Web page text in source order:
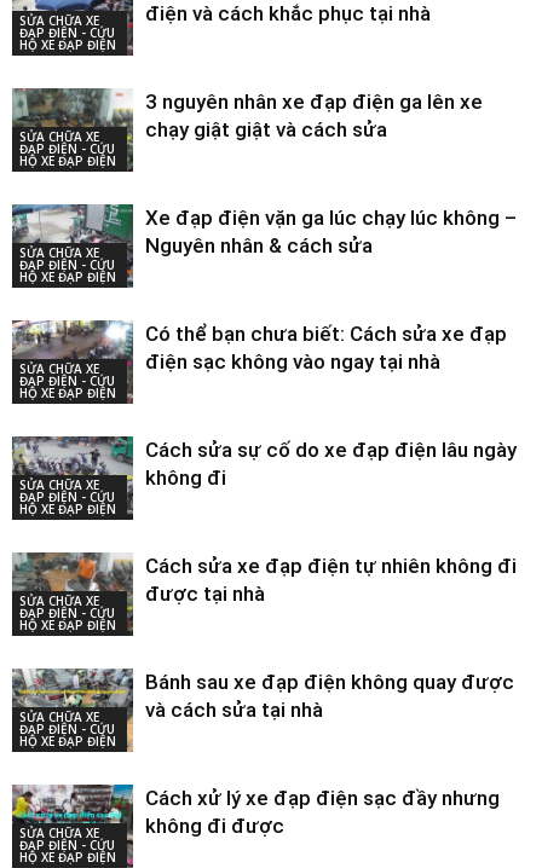
SỬA CHỮA XE
ĐẠP ĐIỆN - CỨU
HỘ XE ĐẠP ĐIỆN
điện và cách khắc phục tại nhà
SỬA CHỮA XE
ĐẠP ĐIỆN - CỨU
HỘ XE ĐẠP ĐIỆN
3 nguyên nhân xe đạp điện ga lên xe
chạy giật giật và cách sửa
SỬA CHỮA XE
ĐẠP ĐIỆN - CỨU
HỘ XE ĐẠP ĐIỆN
Xe đạp điện vặn ga lúc chạy lúc không –
Nguyên nhân & cách sửa
SỬA CHỮA XE
ĐẠP ĐIỆN - CỨU
HỘ XE ĐẠP ĐIỆN
Có thể bạn chưa biết: Cách sửa xe đạp
điện sạc không vào ngay tại nhà
SỬA CHỮA XE
ĐẠP ĐIỆN - CỨU
HỘ XE ĐẠP ĐIỆN
Cách sửa sự cố do xe đạp điện lâu ngày
không đi
SỬA CHỮA XE
ĐẠP ĐIỆN - CỨU
HỘ XE ĐẠP ĐIỆN
Cách sửa xe đạp điện tự nhiên không đi
được tại nhà
SỬA CHỮA XE
ĐẠP ĐIỆN - CỨU
HỘ XE ĐẠP ĐIỆN
Bánh sau xe đạp điện không quay được
và cách sửa tại nhà
SỬA CHỮA XE
ĐẠP ĐIỆN - CỨU
HỘ XE ĐẠP ĐIỆN
Cách xử lý xe đạp điện sạc đầy nhưng
không đi được